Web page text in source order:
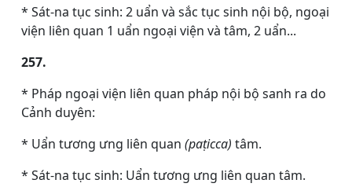
* Sát-na tục sinh: 2 uẩn và sắc tục sinh nội bộ, ngoại
viện liên quan 1 uẩn ngoại viện và tâm, 2 uẩn...
257.
* Pháp ngoại viện liên quan pháp nội bộ sanh ra do
Cảnh duyên:
* Uẩn tương ưng liên quan (paṭicca) tâm.
* Sát-na tục sinh: Uẩn tương ưng liên quan tâm.